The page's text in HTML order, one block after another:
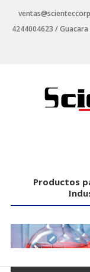
contenido
4244004623 /
Industriales
y
Educacionales.
Productos